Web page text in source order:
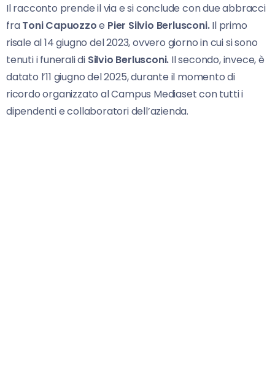
Il racconto prende il via e si conclude con due abbracci
fraToni Capuozzoe Pier Silvio Berlusconi.Il primo
risale al 14 giugno del 2023, ovvero giorno in cui si sono
tenuti i funerali di Silvio Berlusconi. Il secondo, invece, è
datato l’11 giugno del 2025, durante il momento di
ricordo organizzato al Campus Mediaset con tutti i
dipendenti e collaboratori dell’azienda.